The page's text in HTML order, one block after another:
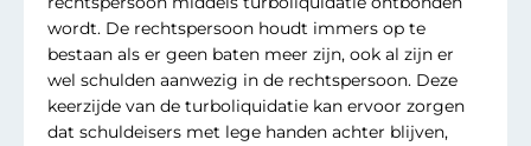
wordt. De rechtspersoon houdt immers op te
bestaan als er geen baten meer zijn, ook al zijn er
wel schulden aanwezig in de rechtspersoon. Deze
keerzijde van de turboliquidatie kan ervoor zorgen
dat schuldeisers met lege handen achter blijven,